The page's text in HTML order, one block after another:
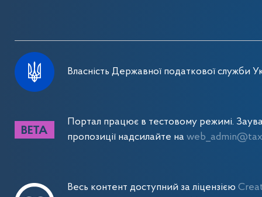
Власність Державної податкової служби
Портал працює в тестовому режимі.
пропозиції надсилайте на
Весь контент доступний за ліцензією